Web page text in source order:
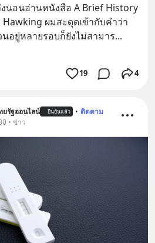
นอนอ่านหนังสือ A Brief History
ผมสะดุดเข้ากับคำว่า
อยู่หลายรอบก็ยังไม่สามาร
19 4
รัฐออนไลน์ ยืนยันแล้ว • ติดตาม
• ข่าว